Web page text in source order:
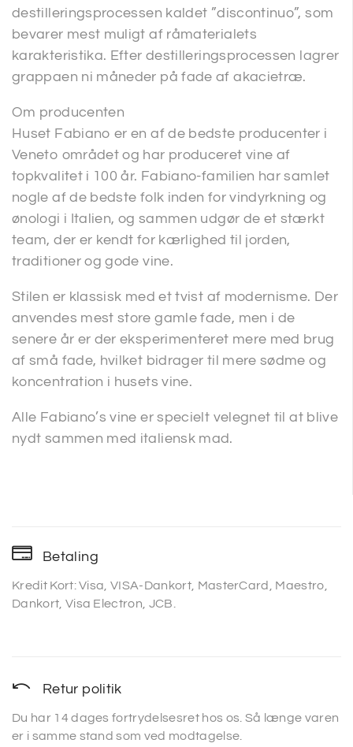
destilleringsprocessen kaldet ”discontinuo”, som
bevarer mest muligt af råmaterialets
karakteristika. Efter destilleringsprocessen lagrer
grappaen ni måneder på fade af akacietræ.
Om producenten
Huset Fabiano er en af de bedste producenter i
Veneto området og har produceret vine af
topkvalitet i 100 år. Fabiano-familien har samlet
nogle af de bedste folk inden for vindyrkning og
ønologi i Italien, og sammen udgør de et stærkt
team, der er kendt for kærlighed til jorden,
traditioner og gode vine.
Stilen er klassisk med et tvist af modernisme. Der
anvendes mest store gamle fade, men i de
senere år er der eksperimenteret mere med brug
af små fade, hvilket bidrager til mere sødme og
koncentration i husets vine.
Alle Fabiano’s vine er specielt velegnet til at blive
nydt sammen med italiensk mad.
Betaling
Kredit Kort: Visa, VISA-Dankort, MasterCard, Maestro,
Dankort, Visa Electron, JCB.
Retur politik
Du har 14 dages fortrydelsesret hos os. Så længe varen
er i samme stand som ved modtagelse.